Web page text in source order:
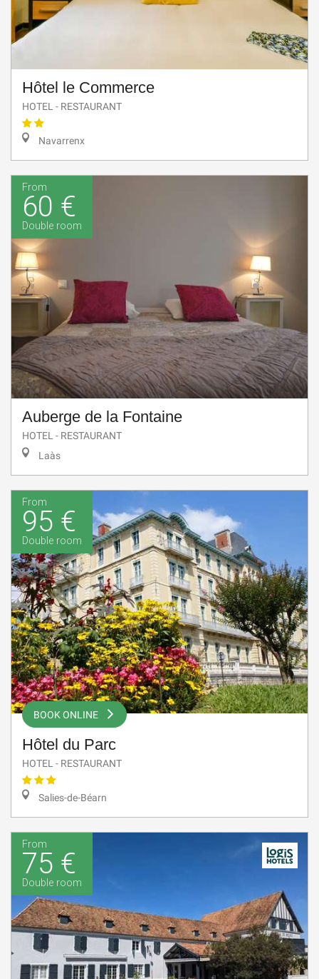
Hôtel le Commerce
HOTEL - RESTAURANT
Navarrenx
From
60 €
Double room
Auberge de la Fontaine
HOTEL - RESTAURANT
Laàs
From
95 €
Double room
BOOK ONLINE
Hôtel du Parc
HOTEL - RESTAURANT
Salies-de-Béarn
From
75 €
Double room